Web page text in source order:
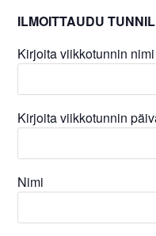
ILMOITTAUDU
Kirjoita viikkotunnin
Kirjoita viikkotunnin
Nimi